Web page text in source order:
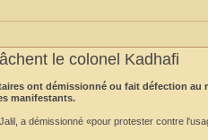
le colonel Kadhafi
ont démissionné ou fait défection au
manifestants.
a démissionné «pour protester contre